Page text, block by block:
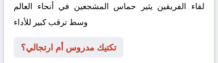
لقاء الفريقين يثير حماس المشجعين في أنحاء العالم
وسط ترقب كبير للأداء
تكتيك مدروس أم ارتجالي؟